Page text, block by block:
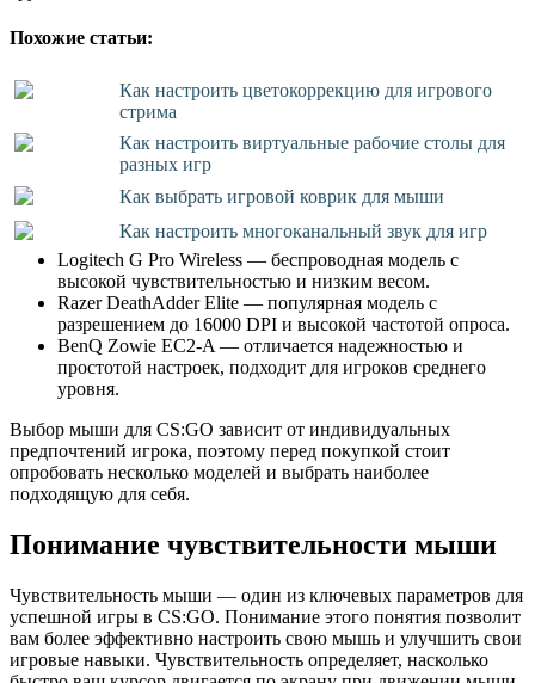
Похожие статьи:
Как настроить цветокоррекцию для игрового
стрима
Как настроить виртуальные рабочие столы для
разных игр
Как выбрать игровой коврик для мыши
Как настроить многоканальный звук для игр
Logitech G Pro Wireless — беспроводная модель с
высокой чувствительностью и низким весом.
Razer DeathAdder Elite — популярная модель с
разрешением до 16000 DPI и высокой частотой опроса.
BenQ Zowie EC2-A — отличается надежностью и
простотой настроек, подходит для игроков среднего
уровня.
Выбор мыши для CS:GO зависит от индивидуальных
предпочтений игрока, поэтому перед покупкой стоит
опробовать несколько моделей и выбрать наиболее
подходящую для себя.
Понимание чувствительности мыши
Чувствительность мыши — один из ключевых параметров для
успешной игры в CS:GO. Понимание этого понятия позволит
вам более эффективно настроить свою мышь и улучшить свои
игровые навыки. Чувствительность определяет, насколько